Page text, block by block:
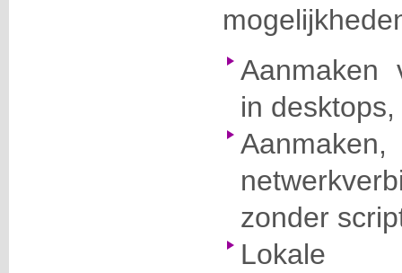
Aanmaken
in
zonder